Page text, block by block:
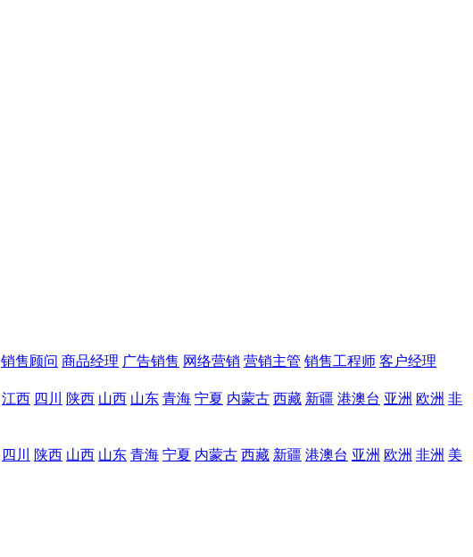
销售顾问 商品经理 广告销售 网络营销 营销主管 销售工程师 客户经理
江西 四川 陕西 山西 山东 青海 宁夏 内蒙古 西藏 新疆 港澳台 亚洲 欧洲 非
四川 陕西 山西 山东 青海 宁夏 内蒙古 西藏 新疆 港澳台 亚洲 欧洲 非洲 美